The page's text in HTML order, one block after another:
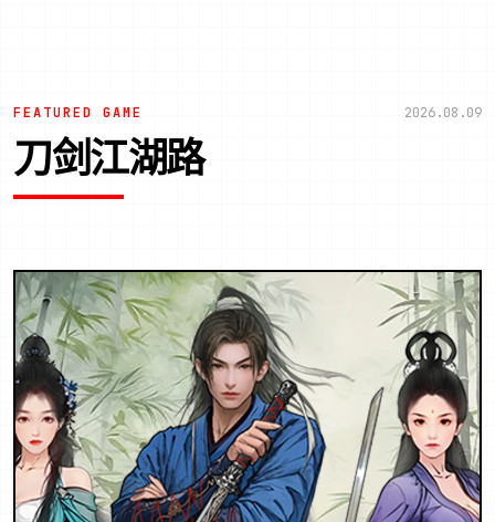
FEATURED GAME 2026.08.09
刀剑江湖路